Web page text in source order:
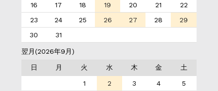
16
17 18 19 20 21
22
23
24 25 26 27 28
29
30
31
翌月(2026年9月)
日 月 火 水 木 金 土
1 2 3 4
5